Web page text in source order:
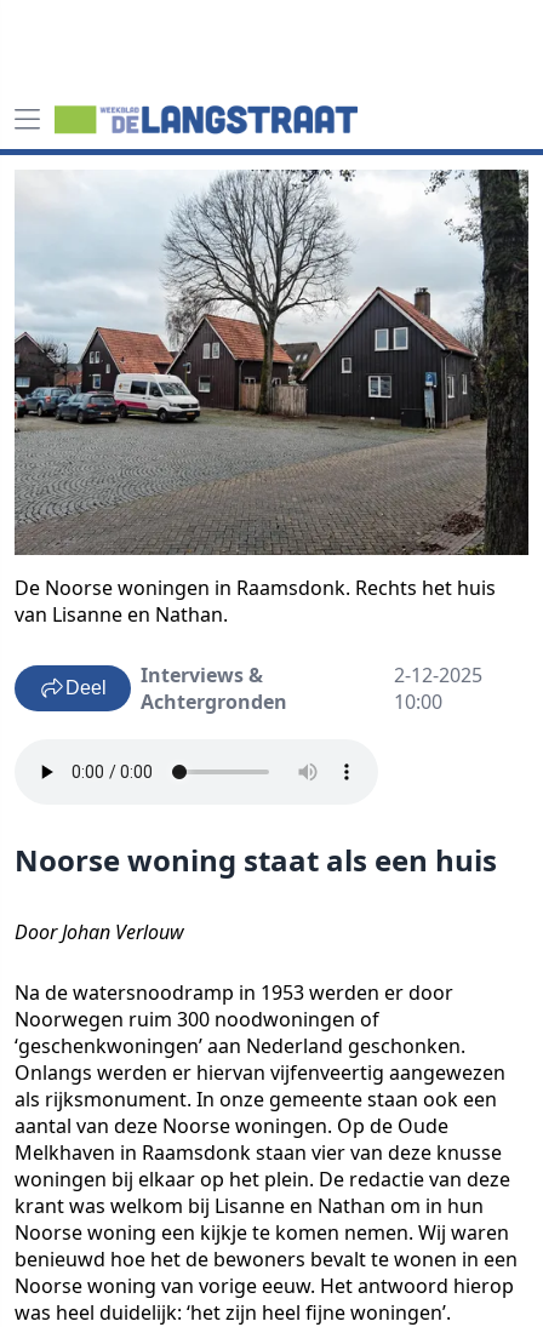
De Noorse woningen in Raamsdonk. Rechts het huis
van Lisanne en Nathan.
Deel
Interviews &
Achtergronden
2-12-2025
10:00
Noorse woning staat als een huis
Door Johan Verlouw
Na de watersnoodramp in 1953 werden er door
Noorwegen ruim 300 noodwoningen of
‘geschenkwoningen’ aan Nederland geschonken.
Onlangs werden er hiervan vijfenveertig aangewezen
als rijksmonument. In onze gemeente staan ook een
aantal van deze Noorse woningen. Op de Oude
Melkhaven in Raamsdonk staan vier van deze knusse
woningen bij elkaar op het plein. De redactie van deze
krant was welkom bij Lisanne en Nathan om in hun
Noorse woning een kijkje te komen nemen. Wij waren
benieuwd hoe het de bewoners bevalt te wonen in een
Noorse woning van vorige eeuw. Het antwoord hierop
was heel duidelijk: ‘het zijn heel fijne woningen’.